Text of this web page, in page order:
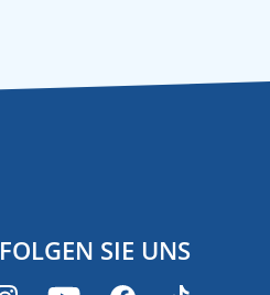
FOLGEN SIE UNS